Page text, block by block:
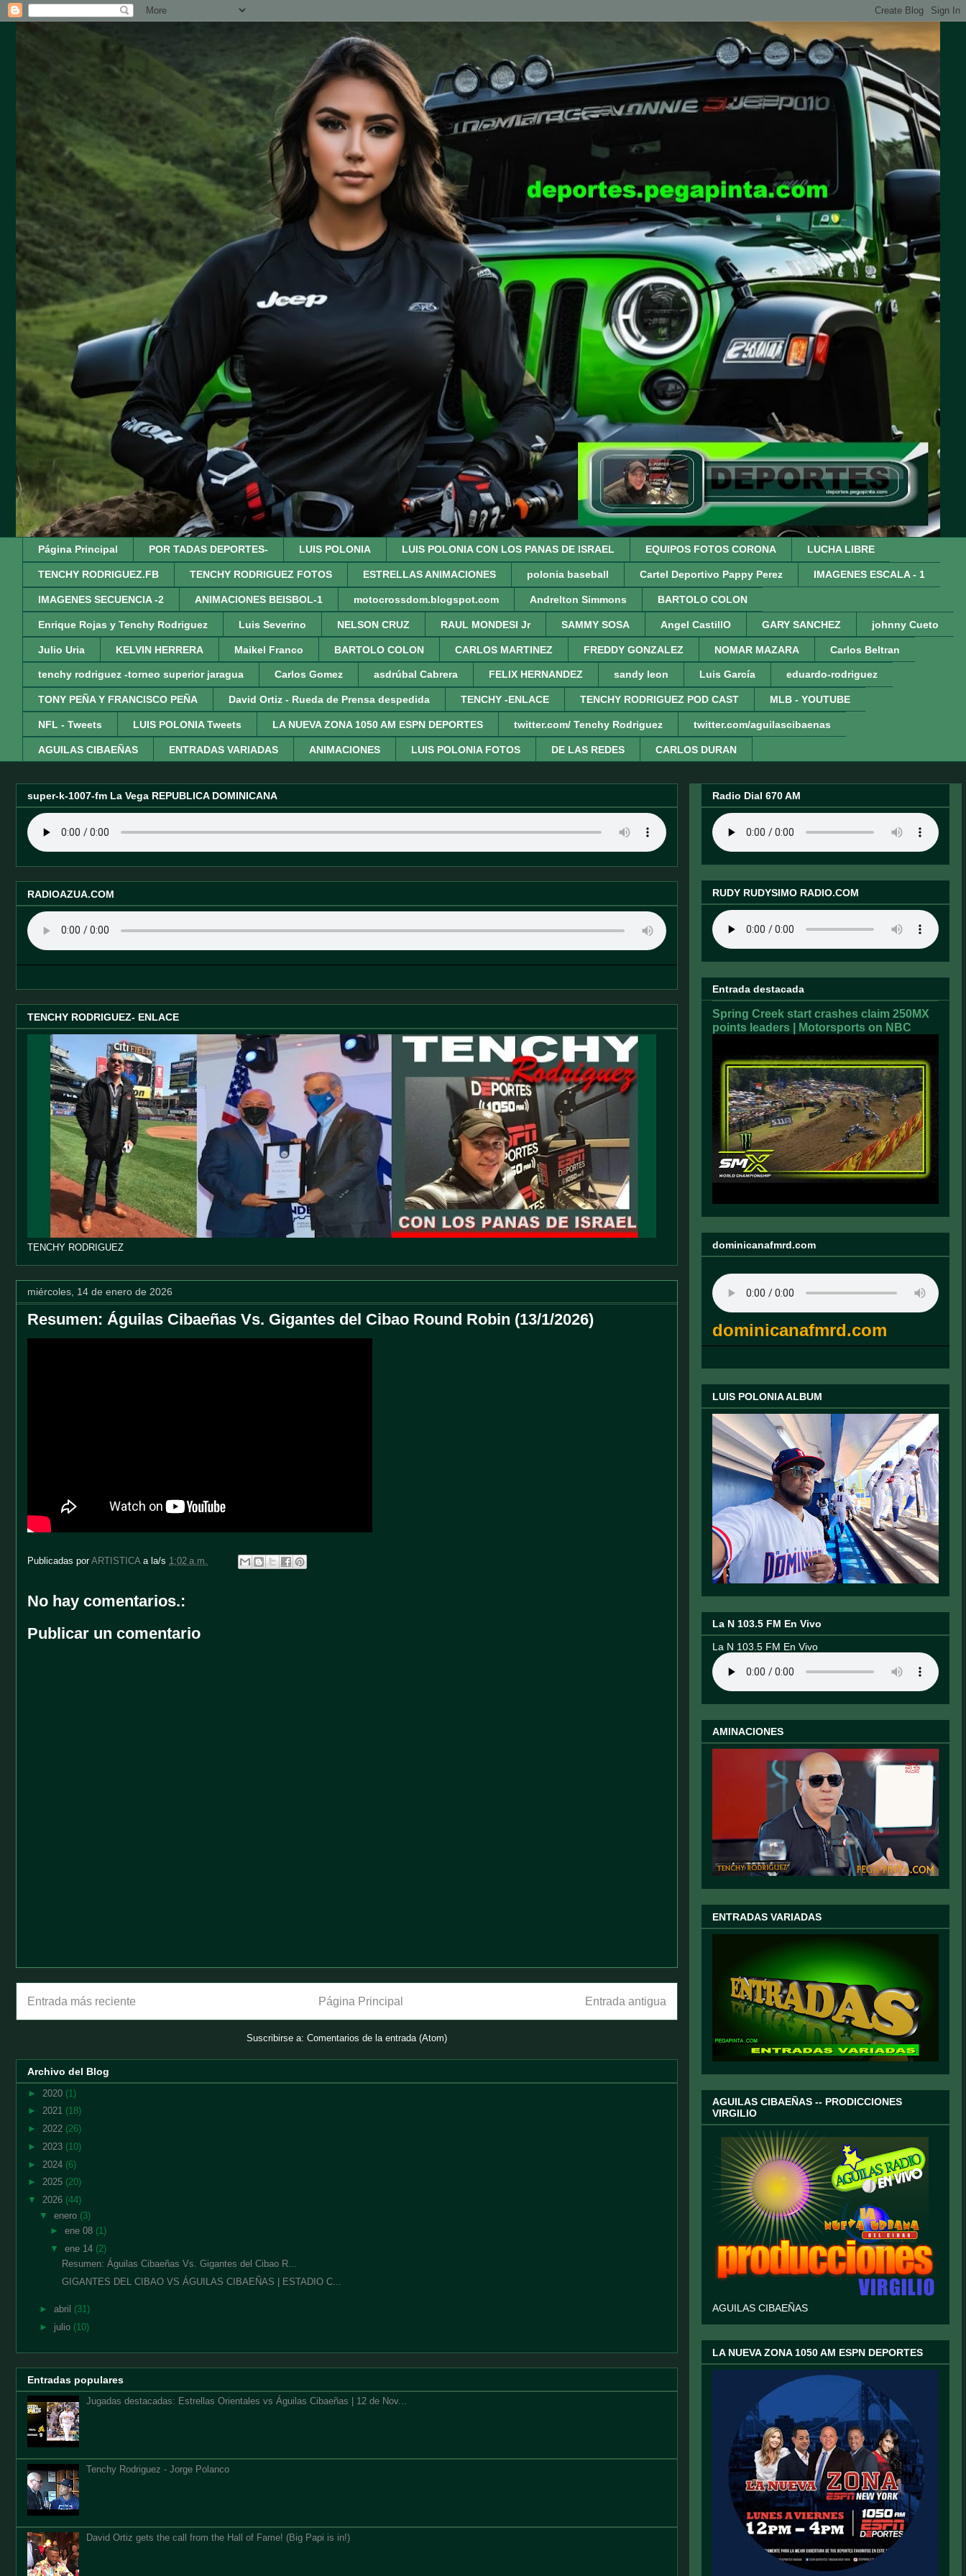
Página Principal POR TADAS DEPORTES- LUIS POLONIA LUIS POLONIA CON LOS PANAS DE ISRAEL EQUIPOS FOTOS CORONA LUCHA LIBRE
TENCHY RODRIGUEZ.FB TENCHY RODRIGUEZ FOTOS ESTRELLAS ANIMACIONES polonia baseball Cartel Deportivo Pappy Perez IMAGENES ESCALA - 1
IMAGENES SECUENCIA -2 ANIMACIONES BEISBOL-1 motocrossdom.blogspot.com Andrelton Simmons BARTOLO COLON
Enrique Rojas y Tenchy Rodriguez Luis Severino NELSON CRUZ RAUL MONDESI Jr SAMMY SOSA Angel CastillO GARY SANCHEZ johnny Cueto
Julio Uria KELVIN HERRERA Maikel Franco BARTOLO COLON CARLOS MARTINEZ FREDDY GONZALEZ NOMAR MAZARA Carlos Beltran
tenchy rodriguez -torneo superior jaragua Carlos Gomez asdrúbal Cabrera FELIX HERNANDEZ sandy leon Luis García eduardo-rodriguez
TONY PEÑA Y FRANCISCO PEÑA David Ortiz - Rueda de Prensa despedida TENCHY -ENLACE TENCHY RODRIGUEZ POD CAST MLB - YOUTUBE
NFL - Tweets LUIS POLONIA Tweets LA NUEVA ZONA 1050 AM ESPN DEPORTES twitter.com/ Tenchy Rodriguez twitter.com/aguilascibaenas
AGUILAS CIBAEÑAS ENTRADAS VARIADAS ANIMACIONES LUIS POLONIA FOTOS DE LAS REDES CARLOS DURAN
super-k-1007-fm La Vega REPUBLICA DOMINICANA
RADIOAZUA.COM
TENCHY RODRIGUEZ- ENLACE
TENCHY RODRIGUEZ
miércoles, 14 de enero de 2026
Resumen: Águilas Cibaeñas Vs. Gigantes del Cibao Round Robin (13/1/2026)
Publicadas porARTISTICA a la/s 1:02 a.m.
No hay comentarios.:
Publicar un comentario
Entrada más reciente Entrada antigua
Página Principal
Suscribirse a: Comentarios de la entrada (Atom)
Archivo del Blog
► 2020 (1)
► 2021 (18)
► 2022 (26)
► 2023 (10)
► 2024 (6)
► 2025 (20)
▼ 2026 (44)
▼ enero (3)
►ene 08 (1)
▼ene 14 (2)
Resumen: Águilas Cibaeñas Vs. Gigantes del Cibao R...
GIGANTES DEL CIBAO VS ÁGUILAS CIBAEÑAS | ESTADIO C...
► abril (31)
► julio (10)
Entradas populares
Jugadas destacadas: Estrellas Orientales vs Águilas Cibaeñas | 12 de Nov...
Tenchy Rodriguez - Jorge Polanco
David Ortiz gets the call from the Hall of Fame! (Big Papi is in!)
Radio Dial 670 AM
RUDY RUDYSIMO RADIO.COM
Entrada destacada
Spring Creek start crashes claim 250MX
points leaders | Motorsports on NBC
dominicanafmrd.com
dominicanafmrd.com
LUIS POLONIA ALBUM
La N 103.5 FM En Vivo
La N 103.5 FM En Vivo
AMINACIONES
ENTRADAS VARIADAS
AGUILAS CIBAEÑAS -- PRODICCIONES
VIRGILIO
AGUILAS CIBAEÑAS
LA NUEVA ZONA 1050 AM ESPN DEPORTES